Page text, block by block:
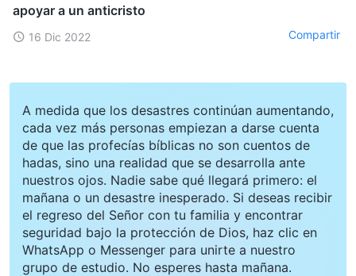
apoyar a un anticristo
16 Dic 2022 Compartir
A medida que los desastres continúan aumentando,
cada vez más personas empiezan a darse cuenta
de que las profecías bíblicas no son cuentos de
hadas, sino una realidad que se desarrolla ante
nuestros ojos. Nadie sabe qué llegará primero: el
mañana o un desastre inesperado. Si deseas recibir
el regreso del Señor con tu familia y encontrar
seguridad bajo la protección de Dios, haz clic en
WhatsApp o Messenger para unirte a nuestro
grupo de estudio. No esperes hasta mañana.